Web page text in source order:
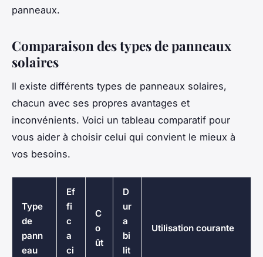
panneaux.
Comparaison des types de panneaux
solaires
Il existe différents types de panneaux solaires,
chacun avec ses propres avantages et
inconvénients. Voici un tableau comparatif pour
vous aider à choisir celui qui convient le mieux à
vos besoins.
Type
de
pann
eau
Ef
fi
c
a
ci
C
o
ût
D
ur
a
bi
lit
Utilisation courante